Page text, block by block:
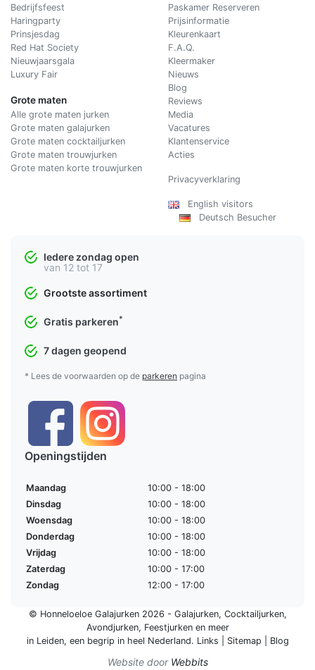
Bedrijfsfeest
Haringparty
Prinsjesdag
Red Hat Society
Nieuwjaarsgala
Luxury Fair
Grote maten
Alle grote maten jurken
Grote maten galajurken
Grote maten cocktailjurken
Grote maten trouwjurken
Grote maten korte trouwjurken
Paskamer Reserveren
Prijsinformatie
Kleurenkaart
F.A.Q.
Kleermaker
Nieuws
Blog
Reviews
Media
Vacatures
Klantenservice
Acties
Privacyverklaring
English visitors
Deutsch Besucher
Iedere zondag open
van 12 tot 17
Grootste assortiment
Gratis parkeren*
7 dagen geopend
* Lees de voorwaarden op de parkeren pagina
Openingstijden
Maandag
10:00 - 18:00
Dinsdag
10:00 - 18:00
Woensdag
10:00 - 18:00
Donderdag
10:00 - 18:00
Vrijdag
10:00 - 18:00
Zaterdag
10:00 - 17:00
Zondag
12:00 - 17:00
© Honneloeloe Galajurken 2026 - Galajurken, Cocktailjurken,
Avondjurken, Feestjurkenen meer
in Leiden, een begrip in heel Nederland. Links Sitemap Blog
Website door Webbits